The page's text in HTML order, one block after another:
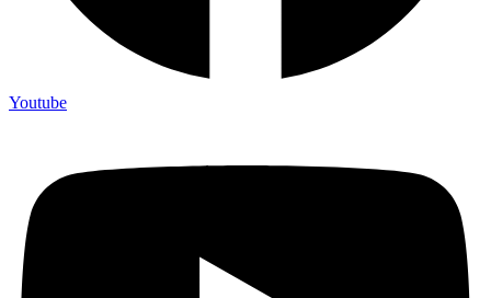
Youtube